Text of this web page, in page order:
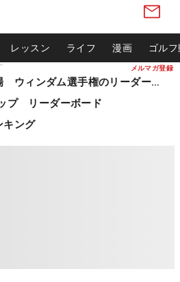
メルマガ登録
レッスン ライフ 漫画 ゴル
松山英樹ら出場 ウィンダム選手権のリーダーボード
プ リーダーボード
キング